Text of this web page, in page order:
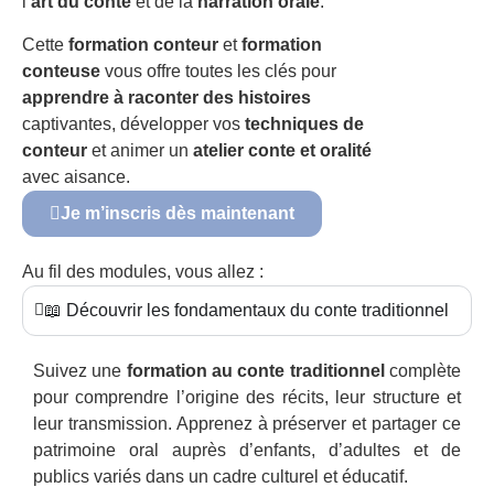
Cette formation conteur etformation
conteuse vous offre toutes les clés pour
apprendre à raconter des histoires
captivantes, développer vos techniques de
conteur et animer un atelier conte et oralité
avec aisance.
Je m’inscris dès maintenant
Au fil des modules, vous allez :
📖 Découvrir les fondamentaux du conte traditionnel
Suivez une formation au conte traditionnel complète
pour comprendre l’origine des récits, leur structure et
leur transmission. Apprenez à préserver et partager ce
patrimoine oral auprès d’enfants, d’adultes et de
publics variés dans un cadre culturel et éducatif.